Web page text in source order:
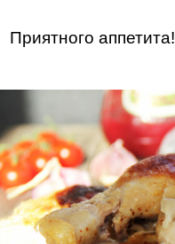
Приятного аппетита!